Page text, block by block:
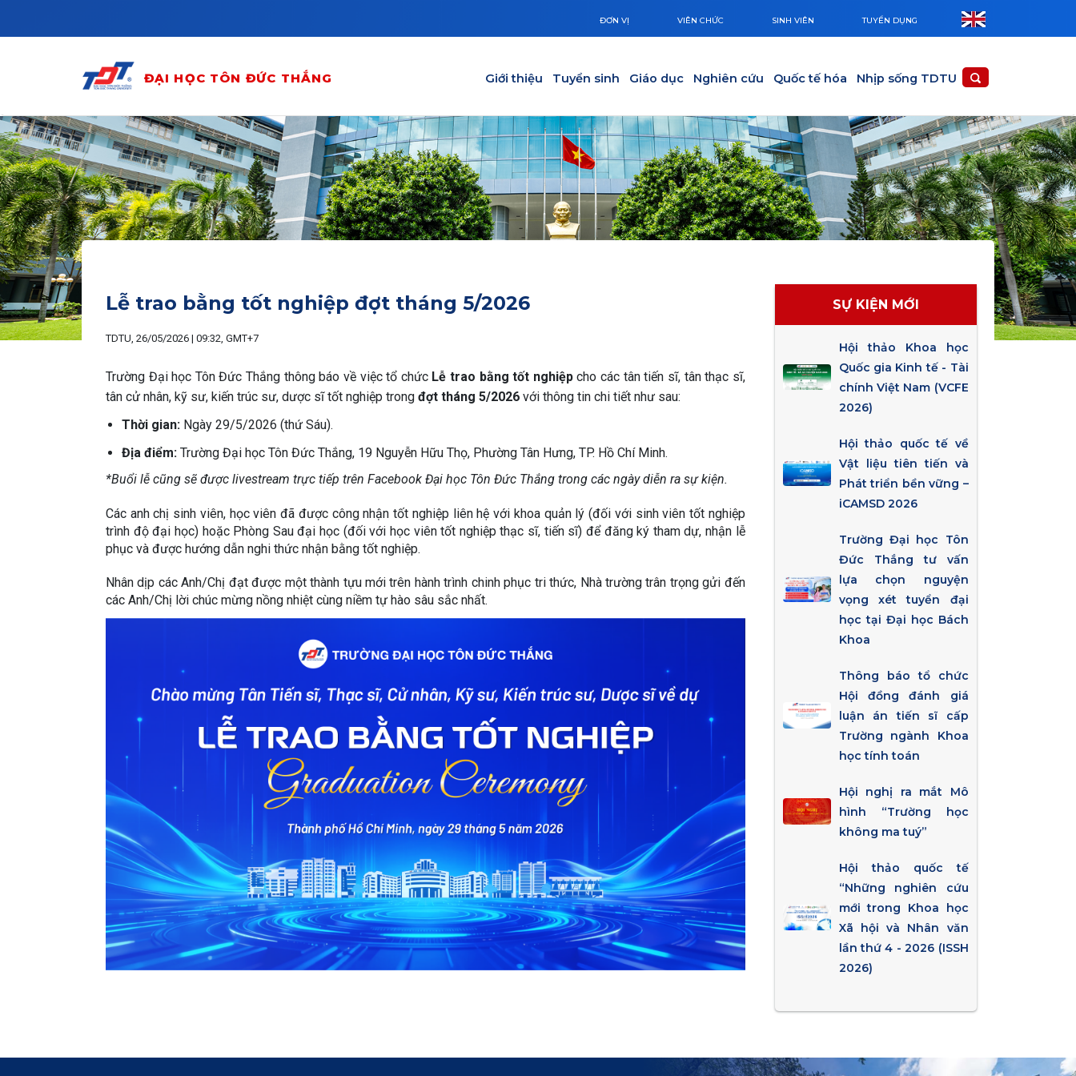
ĐƠN VỊ VIÊN CHỨC SINH VIÊN TUYỂN DỤNG
ĐẠI HỌC TÔN ĐỨC THẮNG Giới thiệu Tuyển sinh Giáo dục Nghiên cứu Quốc tế hóa Nhịp sống TDTU
Lễ trao bằng tốt nghiệp đợt tháng 5/2026
TDTU, 26/05/2026 | 09:32, GMT+7
Trường Đại học Tôn Đức Thắng thông báo về việc tổ chức Lễ trao bằng tốt nghiệp cho các tân tiến sĩ, tân thạc sĩ,
tân cử nhân, kỹ sư, kiến trúc sư, dược sĩ tốt nghiệp trong đợt tháng 5/2026 với thông tin chi tiết như sau:
Thời gian: Ngày 29/5/2026 (thứ Sáu).
Địa điểm: Trường Đại học Tôn Đức Thắng, 19 Nguyễn Hữu Thọ, Phường Tân Hưng, TP. Hồ Chí Minh.
*Buổi lễ cũng sẽ được livestream trực tiếp trên Facebook Đại học Tôn Đức Thắng trong các ngày diễn ra sự kiện.
Các anh chị sinh viên, học viên đã được công nhận tốt nghiệp liên hệ với khoa quản lý (đối với sinh viên tốt nghiệp
trình độ đại học) hoặc Phòng Sau đại học (đối với học viên tốt nghiệp thạc sĩ, tiến sĩ) để đăng ký tham dự, nhận lễ
phục và được hướng dẫn nghi thức nhận bằng tốt nghiệp.
Nhân dịp các Anh/Chị đạt được một thành tựu mới trên hành trình chinh phục tri thức, Nhà trường trân trọng gửi đến
các Anh/Chị lời chúc mừng nồng nhiệt cùng niềm tự hào sâu sắc nhất.
SỰ KIỆN MỚI
Hội thảo Khoa học
Quốc gia Kinh tế - Tài
chính Việt Nam (VCFE
2026)
Hội thảo quốc tế về
Vật liệu tiên tiến và
Phát triển bền vững –
iCAMSD 2026
Trường Đại học Tôn
Đức Thắng tư vấn
lựa chọn nguyện
vọng xét tuyển đại
học tại Đại học Bách
Khoa
Thông báo tổ chức
Hội đồng đánh giá
luận án tiến sĩ cấp
Trường ngành Khoa
học tính toán
Hội nghị ra mắt Mô
hình “Trường học
không ma tuý”
Hội thảo quốc tế
“Những nghiên cứu
mới trong Khoa học
Xã hội và Nhân văn
lần thứ 4 - 2026 (ISSH
2026)